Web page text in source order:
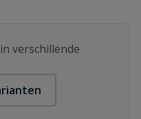
verschillende